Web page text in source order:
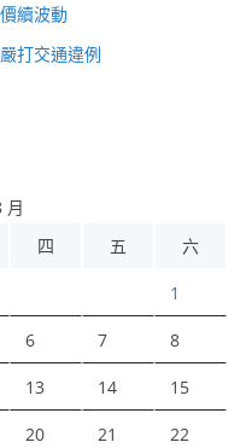
續波動
打交通違例
月
四 五 六
1
6 7 8
13 14 15
20 21 22